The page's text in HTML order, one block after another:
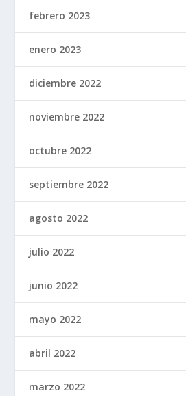
febrero 2023
enero 2023
diciembre 2022
noviembre 2022
octubre 2022
septiembre 2022
agosto 2022
julio 2022
junio 2022
mayo 2022
abril 2022
marzo 2022